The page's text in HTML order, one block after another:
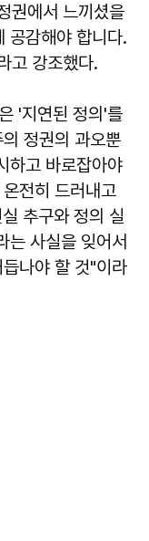
권에서 느끼셨을
공감해야 합니다.
고 강조했다.
'지연된 정의'를
정권의 과오뿐
하고 바로잡아야
전히 드러내고
추구와 정의 실
는 사실을 잊어서
나야 할 것"이라